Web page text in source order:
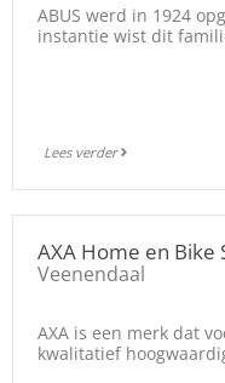
Lees verder
ABUS werd in 1924
instantie wist dit
AXA Home en Bike
Veenendaal
AXA is een merk dat
kwalitatief